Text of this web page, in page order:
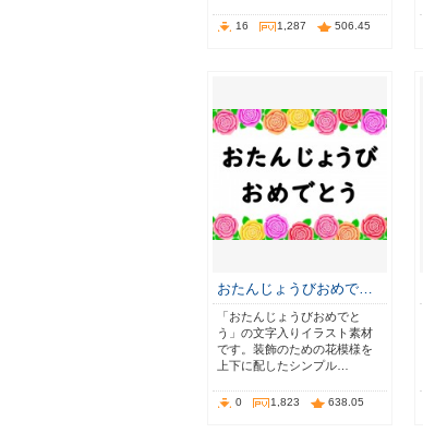
16 1,287 506.45
おたんじょうびおめで…
「おたんじょうびおめでと
う」の文字入りイラスト素材
です。装飾のための花模様を
上下に配したシンプル…
0 1,823 638.05